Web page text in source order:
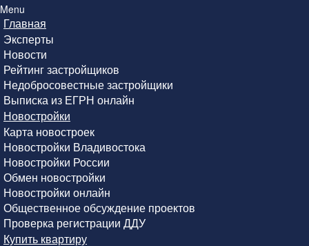
Menu
Главная
Эксперты
Новости
Рейтинг застройщиков
Недобросовестные застройщики
Выписка из ЕГРН онлайн
Новостройки
Карта новостроек
Новостройки Владивостока
Новостройки России
Обмен новостройки
Новостройки онлайн
Общественное обсуждение проектов
Проверка регистрации ДДУ
Купить квартиру